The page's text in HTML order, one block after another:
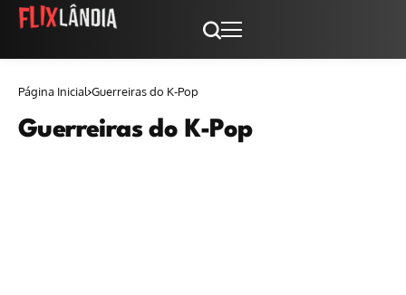
Página Inicial Guerreiras do K-Pop
Guerreiras do K-Pop